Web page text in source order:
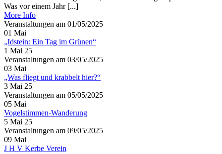
Was vor einem Jahr [...]
More Info
Veranstaltungen am 01/05/2025
01 Mai
„Idstein: Ein Tag im Grünen“
1 Mai 25
Veranstaltungen am 03/05/2025
03 Mai
„Was fliegt und krabbelt hier?“
3 Mai 25
Veranstaltungen am 05/05/2025
05 Mai
Vogelstimmen-Wanderung
5 Mai 25
Veranstaltungen am 09/05/2025
09 Mai
J H V Kerbe Verein